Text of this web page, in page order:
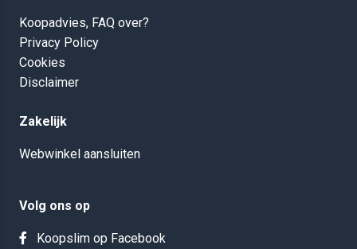
Koopadvies, FAQ over?
Privacy Policy
Cookies
Disclaimer
Zakelijk
Webwinkel aansluiten
Volg ons op
Koopslim op Facebook